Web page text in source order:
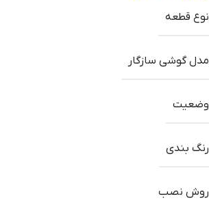
نوع قطعه
مدل گوشی سازگار
وضعیت
رنگ بندی
روش نصب